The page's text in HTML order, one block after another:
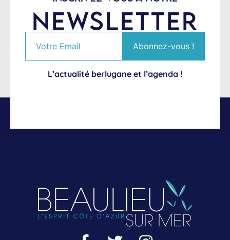
NEWSLETTER
L’actualité berlugane et l’agenda !